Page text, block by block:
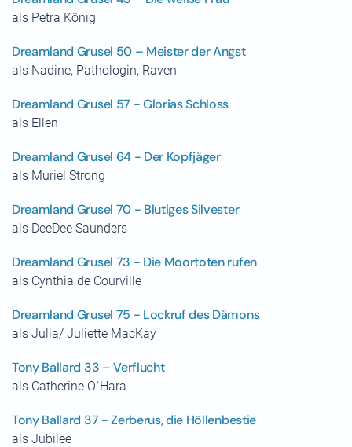
als Petra König
Dreamland Grusel 50 – Meister der Angst
als Nadine, Pathologin, Raven
Dreamland Grusel 57 - Glorias Schloss
als Ellen
Dreamland Grusel 64 - Der Kopfjäger
als Muriel Strong
Dreamland Grusel 70 - Blutiges Silvester
als DeeDee Saunders
Dreamland Grusel 73 - Die Moortoten rufen
als Cynthia de Courville
Dreamland Grusel 75 - Lockruf des Dämons
als Julia/ Juliette MacKay
Tony Ballard 33 – Verflucht
als Catherine O`Hara
Tony Ballard 37 - Zerberus, die Höllenbestie
als Jubilee